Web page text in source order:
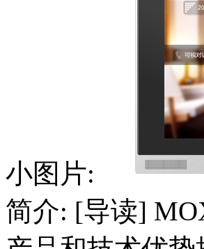
小图片:
简介: [导读]